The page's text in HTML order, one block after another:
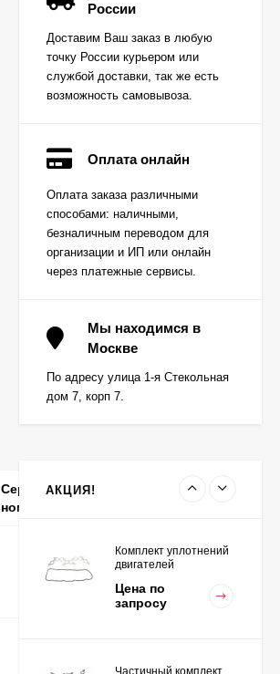
Серийные
номера
России
Доставим Ваш заказ в любую
точку России курьером или
службой доставки, так же есть
возможность самовывоза.
Оплата онлайн
Оплата заказа различными
способами: наличными,
безналичным переводом для
организации и ИП или онлайн
через платежные сервисы.
Мы находимся в
Москве
По адресу улица 1-я Стекольная
дом 7, корп 7.
АКЦИЯ!
Вкладыш коренной
(0,25) (1шт - 1
половинка) для
двигателей
K15,K21,K25
запросу
(1шт - 1 половинка) для
двигателей
K15,K21,K25
Цена по
Комплект уплотнений
двигателей
Цена по
запросу
Частичный комплект